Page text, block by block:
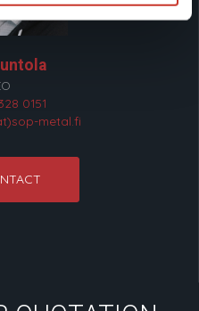
0151
metal.fi